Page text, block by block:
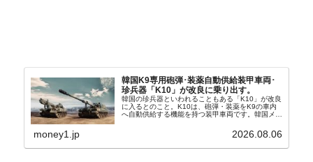
韓国K9専用砲弾･装薬自動供給装甲車両･
珍兵器「K10」が改良に乗り出す。
韓国の珍兵器といわれることもある「K10」が改良
に入るとのこと。K10は、砲弾・装薬をK9の車内
へ自動供給する機能を持つ装甲車両です。韓国メデ
から以下に一部を引きます。2005年に初めて...
money1.jp 2026.08.06